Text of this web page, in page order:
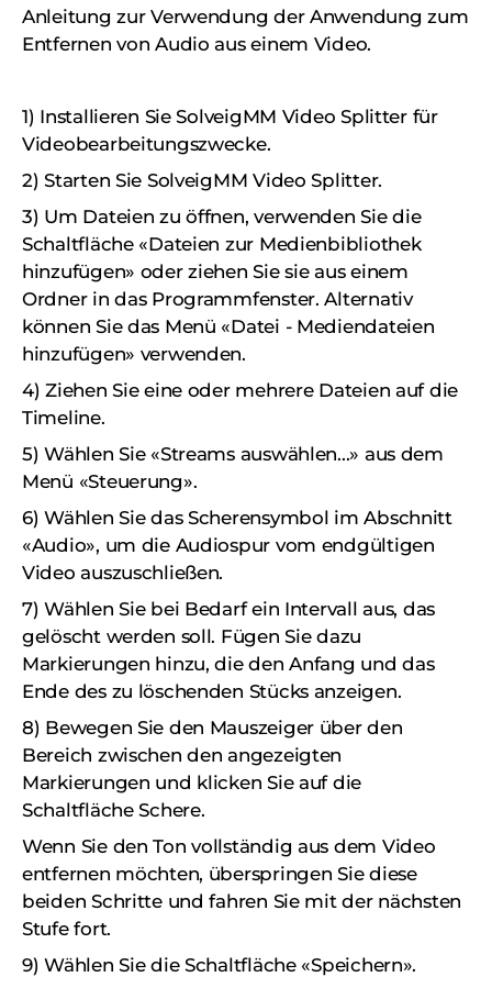
Anleitung zur Verwendung der Anwendung zum
Entfernen von Audio aus einem Video.
1) Installieren Sie SolveigMM Video Splitter für
Videobearbeitungszwecke.
2) Starten Sie SolveigMM Video Splitter.
3) Um Dateien zu öffnen, verwenden Sie die
Schaltfläche «Dateien zur Medienbibliothek
hinzufügen» oder ziehen Sie sie aus einem
Ordner in das Programmfenster. Alternativ
können Sie das Menü «Datei - Mediendateien
hinzufügen» verwenden.
4) Ziehen Sie eine oder mehrere Dateien auf die
Timeline.
5) Wählen Sie «Streams auswählen...» aus dem
Menü «Steuerung».
6) Wählen Sie das Scherensymbol im Abschnitt
«Audio», um die Audiospur vom endgültigen
Video auszuschließen.
7) Wählen Sie bei Bedarf ein Intervall aus, das
gelöscht werden soll. Fügen Sie dazu
Markierungen hinzu, die den Anfang und das
Ende des zu löschenden Stücks anzeigen.
8) Bewegen Sie den Mauszeiger über den
Bereich zwischen den angezeigten
Markierungen und klicken Sie auf die
Schaltfläche Schere.
Wenn Sie den Ton vollständig aus dem Video
entfernen möchten, überspringen Sie diese
beiden Schritte und fahren Sie mit der nächsten
Stufe fort.
9) Wählen Sie die Schaltfläche «Speichern».